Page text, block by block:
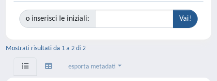
o inserisci le iniziali:
Mostrati risultati da 1 a 2 di 2
esporta metadati